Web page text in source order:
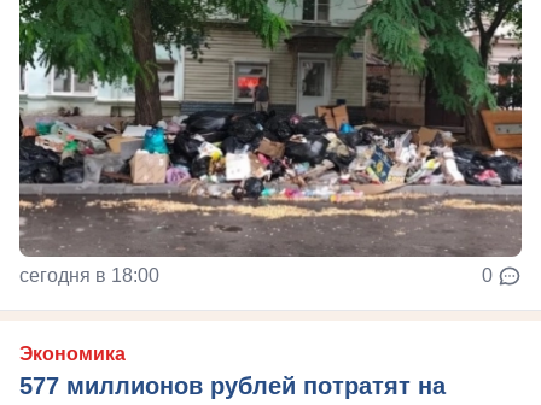
сегодня в 18:00 0
Экономика
577 миллионов рублей потратят на